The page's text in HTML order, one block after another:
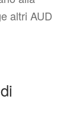
altri AUD